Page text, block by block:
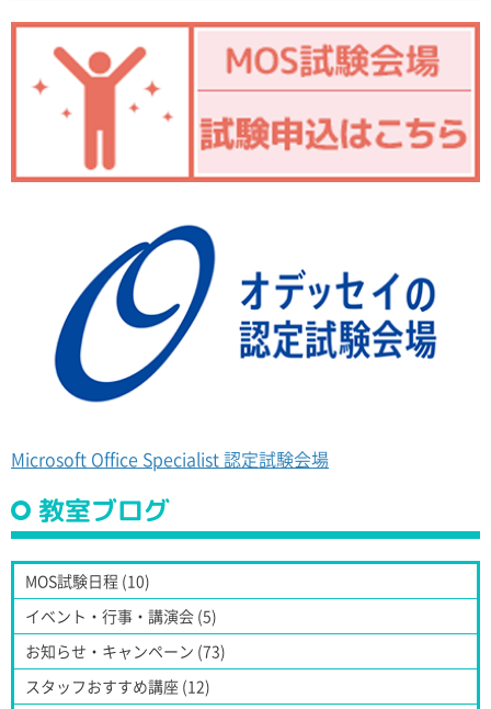
Microsoft Office Specialist 認定試験会場
教室ブログ
MOS試験日程 (10)
イベント・行事・講演会 (5)
お知らせ・キャンペーン (73)
スタッフおすすめ講座 (12)